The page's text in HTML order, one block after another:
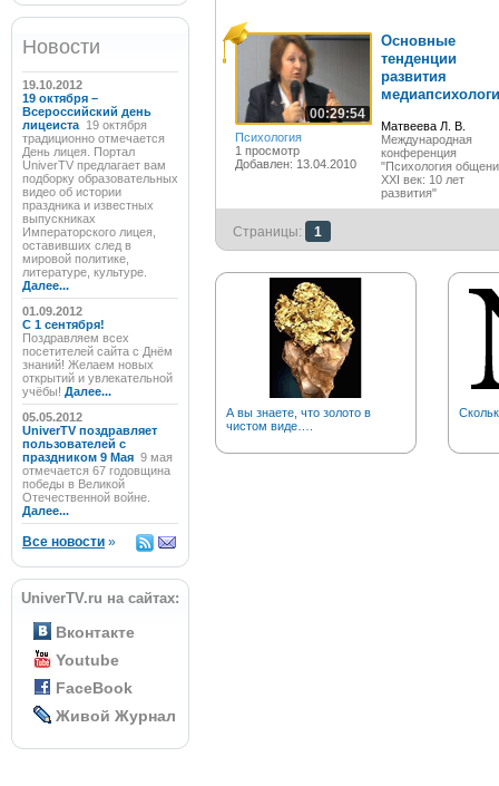
Новости
19.10.2012
19 октября –
Всероссийский день
лицеиста 19 октября
традиционно отмечается
День лицея. Портал
UniverTV предлагает вам
подборку образовательных
видео об истории
праздника и известных
выпускниках
Императорского лицея,
оставивших след в
мировой политике,
литературе, культуре.
Далее...
01.09.2012
C 1 сентября!
Поздравляем всех
посетителей сайта с Днём
знаний! Желаем новых
открытий и увлекательной
учёбы! Далее...
05.05.2012
UniverTV поздравляет
пользователей с
праздником 9 Мая 9 мая
отмечается 67 годовщина
победы в Великой
Отечественной войне.
Далее...
Все новости »
UniverTV.ru на сайтах:
Вконтакте
Youtube
FaceBook
Живой Журнал
00:29:54
Психология
1 просмотр
Добавлен: 13.04.2010
Основные
тенденции
развития
Матвеева Л. В.
Международная
конференция
"Психология
XXI век: 10 лет
развития"
Страницы: 1
А вы знаете, что золото в
чистом виде….